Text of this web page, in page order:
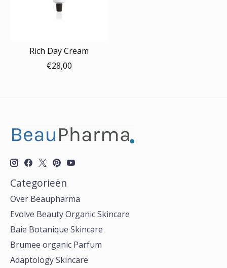
Rich Day Cream
€28,00
Categorieën
Over Beaupharma
Evolve Beauty Organic Skincare
Baie Botanique Skincare
Brumee organic Parfum
Adaptology Skincare